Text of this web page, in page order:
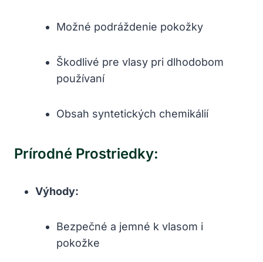
Možné podráždenie pokožky
Škodlivé pre vlasy ‍pri dlhodobom‍
používaní
Obsah syntetických chemikálií
Prírodné Prostriedky:
Výhody:
Bezpečné a⁤ jemné k vlasom i
pokožke